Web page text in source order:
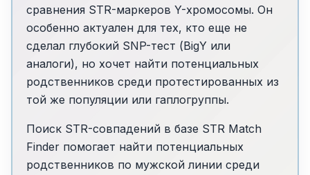
сравнения STR-маркеров Y-хромосомы. Он
особенно актуален для тех, кто еще не
сделал глубокий SNP-тест (BigY или
аналоги), но хочет найти потенциальных
родственников среди протестированных из
той же популяции или гаплогруппы.
Поиск STR-совпадений в базе STR Match
Finder помогает найти потенциальных
родственников по мужской линии среди